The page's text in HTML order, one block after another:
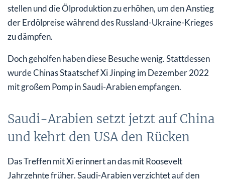
stellen und die Ölproduktion zu erhöhen, um den Anstieg
der Erdölpreise während des Russland-Ukraine-Krieges
zu dämpfen.
Doch geholfen haben diese Besuche wenig. Stattdessen
wurde Chinas Staatschef Xi Jinping im Dezember 2022
mit großem Pomp in Saudi-Arabien empfangen.
Saudi-Arabien setzt jetzt auf China
und kehrt den USA den Rücken
Das Treffen mit Xi erinnert an das mit Roosevelt
Jahrzehnte früher. Saudi-Arabien verzichtet auf den